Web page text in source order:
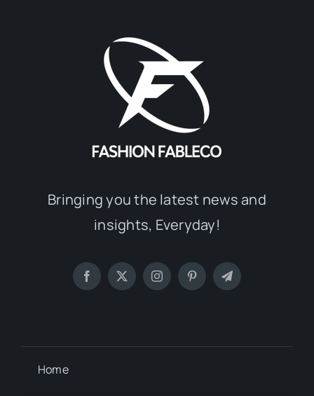
Bringing you the latest news and
insights, Everyday!
Home